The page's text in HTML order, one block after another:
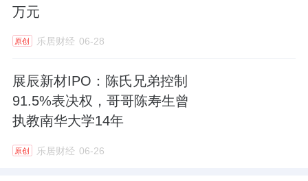
万元
原创 乐居财经 06-28
展辰新材IPO：陈氏兄弟控制
91.5%表决权，哥哥陈寿生曾
执教南华大学14年
原创 乐居财经 06-26